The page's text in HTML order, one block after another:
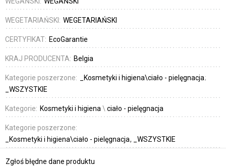
WEGETARIAŃSKI: WEGETARIAŃSKI
CERTYFIKAT: EcoGarantie
KRAJ PRODUCENTA: Belgia
Kategorie poszerzone:
_Kosmetyki i higiena\ciało - pielęgnacja
_WSZYSTKIE
Kategorie: Kosmetyki i higiena \ ciało - pielęgnacja
Kategorie poszerzone:
_Kosmetyki i higiena\ciało - pielęgnacja
_WSZYSTKIE
Zgłoś błędne dane produktu